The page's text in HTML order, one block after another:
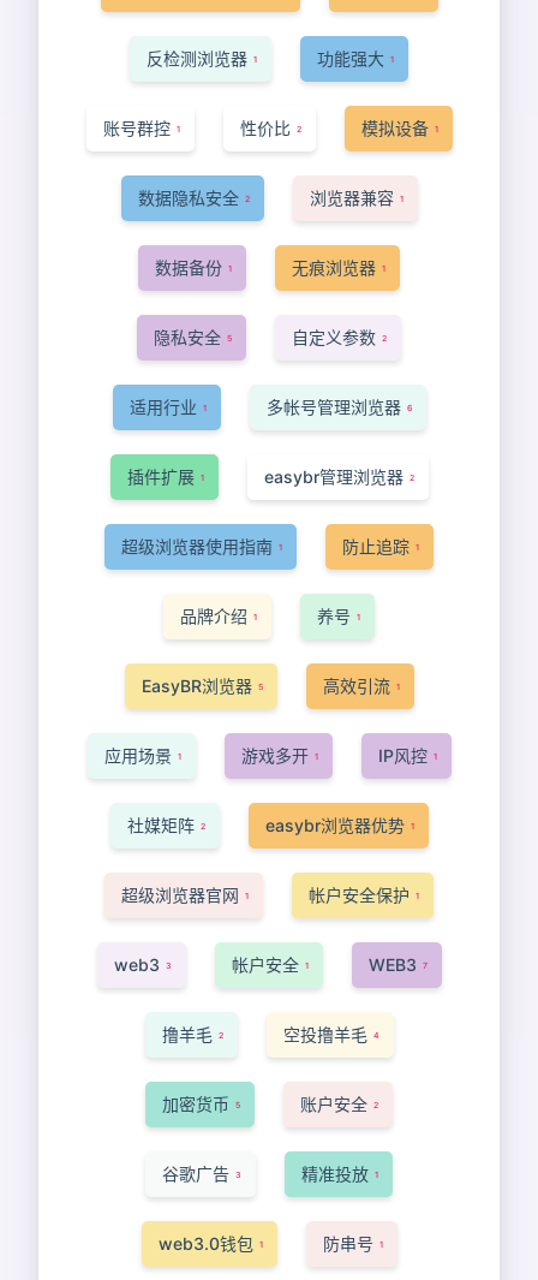
反检测浏览器 1 功能强大 1
账号群控 1 性价比 2 模拟设备 1
数据隐私安全 2 浏览器兼容 1
数据备份 1 无痕浏览器 1
隐私安全 5 自定义参数 2
适用行业 1 多帐号管理浏览器 6
插件扩展 1 easybr管理浏览器 2
超级浏览器使用指南 1 防止追踪 1
品牌介绍 1 养号 1
EasyBR浏览器 5 高效引流 1
应用场景 1 游戏多开 1 IP风控 1
社媒矩阵 2 easybr浏览器优势 1
超级浏览器官网 1 帐户安全保护 1
web3 3 帐户安全 1 WEB3 7
撸羊毛 2 空投撸羊毛 4
加密货币 5 账户安全 2
谷歌广告 3 精准投放 1
web3.0钱包 1 防串号 1